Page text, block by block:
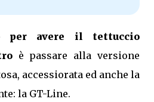
per avere il tettuccio
è passare alla versione
accessiorata ed anche la
la GT-Line.